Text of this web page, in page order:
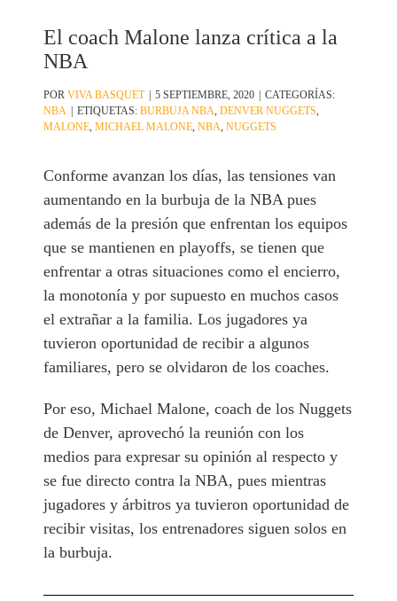
El coach Malone lanza crítica a la
NBA
PORVIVA BASQUET | 5 SEPTIEMBRE, 2020 | CATEGORÍAS:
NBA | ETIQUETAS:BURBUJA NBA ,DENVER NUGGETS
MALONE ,MICHAEL MALONE ,NBA ,NUGGETS
Conforme avanzan los días, las tensiones van
aumentando en la burbuja de la NBA pues
además de la presión que enfrentan los equipos
que se mantienen en playoffs, se tienen que
enfrentar a otras situaciones como el encierro,
la monotonía y por supuesto en muchos casos
el extrañar a la familia. Los jugadores ya
tuvieron oportunidad de recibir a algunos
familiares, pero se olvidaron de los coaches.
Por eso, Michael Malone, coach de los Nuggets
de Denver, aprovechó la reunión con los
medios para expresar su opinión al respecto y
se fue directo contra la NBA, pues mientras
jugadores y árbitros ya tuvieron oportunidad de
recibir visitas, los entrenadores siguen solos en
la burbuja.